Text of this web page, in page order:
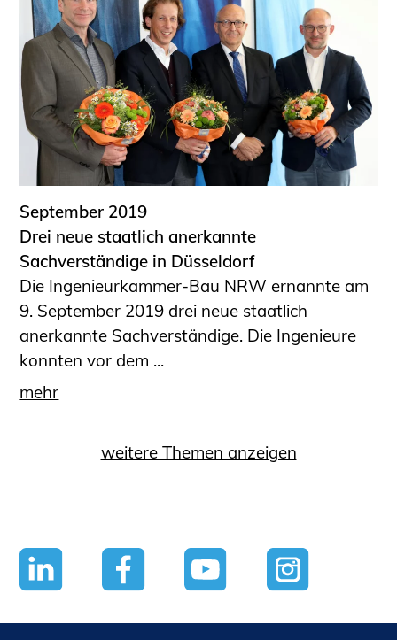
September 2019
Drei neue staatlich anerkannte
Sachverständige in Düsseldorf
Die Ingenieurkammer-Bau NRW ernannte am
9. September 2019 drei neue staatlich
anerkannte Sachverständige. Die Ingenieure
konnten vor dem ...
mehr
weitere Themen anzeigen